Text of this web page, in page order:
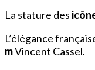
La stature des
L’élégance
mVincent Cassel.